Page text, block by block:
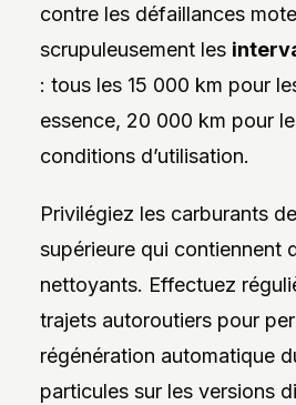
contre les défaillances
scrupuleusement les
: tous les 15 000 km pour
essence, 20 000 km pour
conditions d’utilisation.
Privilégiez les carburants
supérieure qui contiennent
nettoyants. Effectuez
trajets autoroutiers pour
régénération automatique
particules sur les versions